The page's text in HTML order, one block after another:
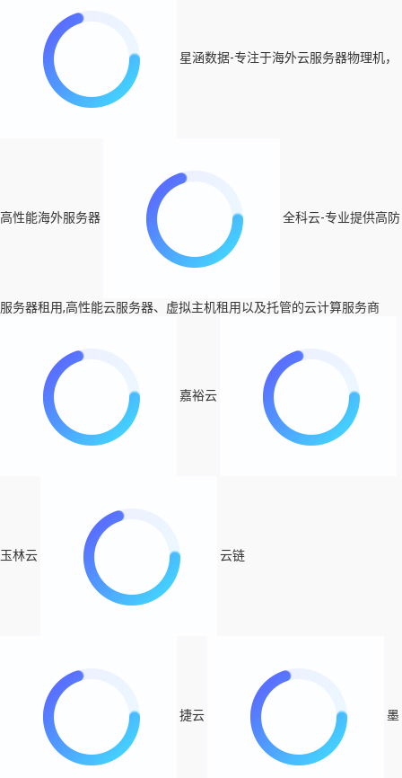
星涵数据-专注于海外云服务器物理机，
高性能海外服务器 全科云-专业提供高防
服务器租用,高性能云服务器、虚拟主机租用以及托管的云计算服务商
嘉裕云
玉林云 云链
捷云 墨